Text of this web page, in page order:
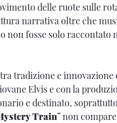
delle ruote sulle
narrativa oltre che
non fosse solo raccontato
tradizione e innovazione
Elvis e con la
e destinato,
Train” non